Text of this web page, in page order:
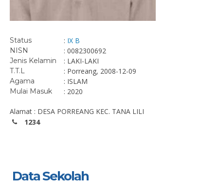
Status : IX B
NISN : 0082300692
Jenis Kelamin : LAKI-LAKI
T.T.L : Porreang, 2008-12-09
Agama : ISLAM
Mulai Masuk : 2020
Alamat : DESA PORREANG KEC. TANA LILI
1234
Data Sekolah